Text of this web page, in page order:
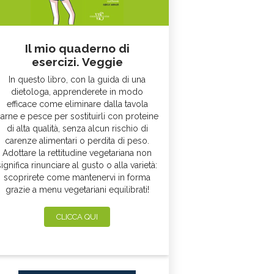
Il mio quaderno di
esercizi. Veggie
In questo libro, con la guida di una
dietologa, apprenderete in modo
efficace come eliminare dalla tavola
e pesce per sostituirli con proteine
di alta qualità, senza alcun rischio di
carenze alimentari o perdita di peso.
Adottare la rettitudine vegetariana non
rinunciare al gusto o alla varietà:
scoprirete come mantenervi in forma
grazie a menu vegetariani equilibrati!
CLICCA QUI